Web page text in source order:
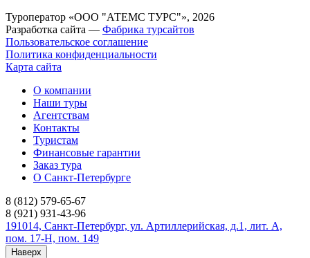
Туроператор «ООО "АТЕМС ТУРС"», 2026
Разработка сайта — Фабрика турсайтов
Пользовательское соглашение
Политика конфиденциальности
Карта сайта
О компании
Наши туры
Агентствам
Контакты
Туристам
Финансовые гарантии
Заказ тура
О Санкт-Петербурге
8 (812) 579-65-67
8 (921) 931-43-96
191014, Санкт-Петербург, ул. Артиллерийская, д.1, лит. А,
пом. 17-Н, пом. 149
Наверх